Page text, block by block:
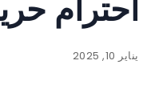
احترام
يناير 10, 2025